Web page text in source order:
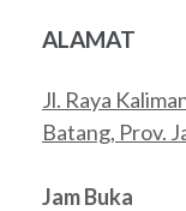
ALAMAT
Jl. Raya
Batang, Prov.
Jam Buka